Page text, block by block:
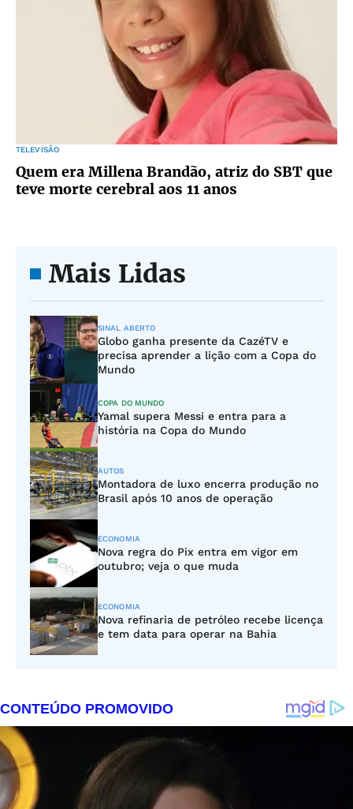
TELEVISÃO
Quem era Millena Brandão, atriz do SBT que
teve morte cerebral aos 11 anos
Mais Lidas
SINAL ABERTO
Globo ganha presente da CazéTV e
precisa aprender a lição com a Copa do
Mundo
COPA DO MUNDO
Yamal supera Messi e entra para a
história na Copa do Mundo
AUTOS
Montadora de luxo encerra produção no
Brasil após 10 anos de operação
ECONOMIA
Nova regra do Pix entra em vigor em
outubro; veja o que muda
ECONOMIA
Nova refinaria de petróleo recebe licença
e tem data para operar na Bahia